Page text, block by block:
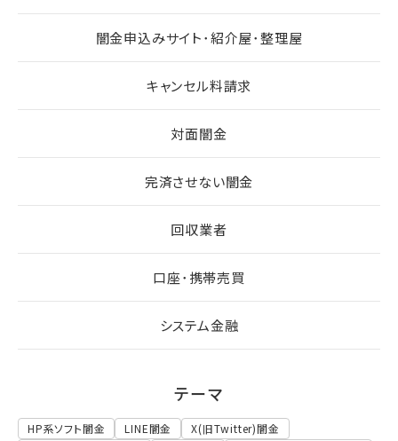
闇金申込みサイト･紹介屋･整理屋
キャンセル料請求
対面闇金
完済させない闇金
回収業者
口座･携帯売買
システム金融
テーマ
HP系ソフト闇金 LINE闇金
X(旧Twitter)闇金